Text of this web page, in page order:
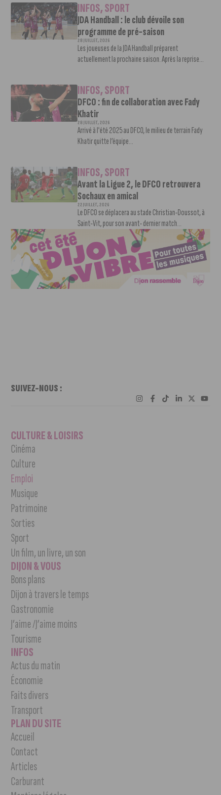
INFOS,SPORT
JDA Handball : le club dévoile son
programme de pré-saison
28 JUILLET, 2026
Les joueuses de la JDA Handball préparent
actuellement la prochaine saison. Après la reprise...
INFOS,SPORT
DFCO : fin de collaboration avec Fady
Khatir
28 JUILLET, 2026
Arrivé à l'été 2025 au DFCO, le milieu de terrain Fady
Khatir quitte l’équipe...
INFOS,SPORT
Avant la Ligue 2, le DFCO retrouvera
Sochaux en amical
22 JUILLET, 2026
Le DFCO se déplacera au stade Christian-Doussot, à
Saint-Vit, pour son avant- dernier match...
SUIVEZ-NOUS :
CULTURE & LOISIRS
Cinéma
Culture
Emploi
Musique
Patrimoine
Sorties
Sport
Un film, un livre, un son
DIJON & VOUS
Bons plans
Dijon à travers le temps
Gastronomie
J’aime /J’aime moins
Tourisme
INFOS
Actus du matin
Économie
Faits divers
Transport
PLAN DU SITE
Accueil
Contact
Articles
Carburant